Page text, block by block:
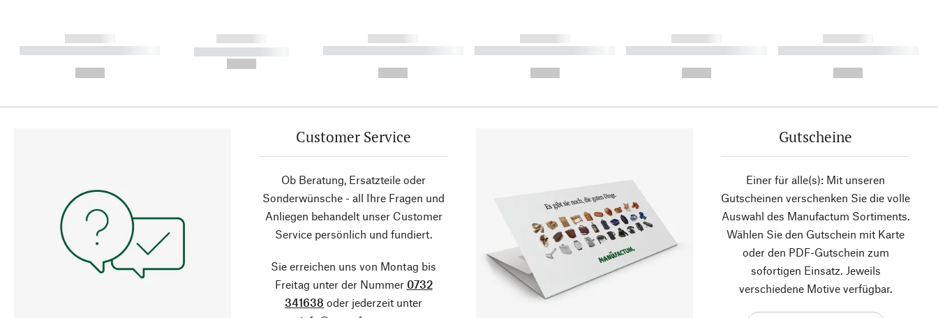
------------
----------- ----------- ----------
------------
----------- -----------
------------
----------- ----------- ----------
------------
----------- ----------- ----------
------------
----------- ----------- ----------
------------
----------- ----------- ----------
Customer Service
Ob Beratung, Ersatzteile oder
Sonderwünsche - all Ihre Fragen und
Anliegen behandelt unser Customer
Service persönlich und fundiert.
Sie erreichen uns von Montag bis
Freitag unter der Nummer 0732
341638 oder jederzeit unter
Gutscheine
Einer für alle(s): Mit unseren
Gutscheinen verschenken Sie die volle
Auswahl des Manufactum Sortiments.
Wählen Sie den Gutschein mit Karte
oder den PDF-Gutschein zum
sofortigen Einsatz. Jeweils
verschiedene Motive verfügbar.